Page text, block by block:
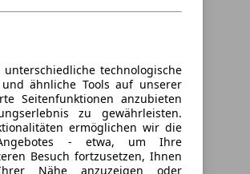
technologische
ähnliche Tools auf unserer
Seitenfunktionen anzubieten
zu gewährleisten.
ermöglichen wir die
Angebotes - etwa, um Ihre
Besuch fortzusetzen, Ihnen
Nähe anzuzeigen oder